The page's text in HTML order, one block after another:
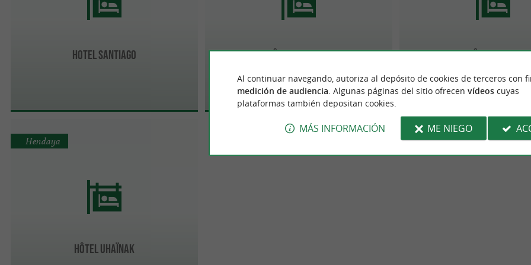
HOTEL SANTIAGO Hôtel Valencia HÔTEL LAFON
HÔTEL UHAÏNAK
Hendaya
Al continuar navegando, autoriza al depósito de cookies de terceros con
medición de audiencia . Algunas páginas del sitio ofrecen vídeoscuyas
plataformas también depositan cookies.
MÁS INFORMACIÓN ME NIEGO